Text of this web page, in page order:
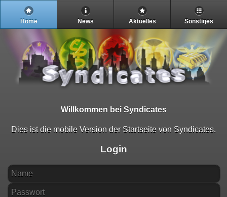
Home News Aktuelles Sonstiges
Willkommen bei Syndicates
Dies ist die mobile Version der Startseite von Syndicates.
Login